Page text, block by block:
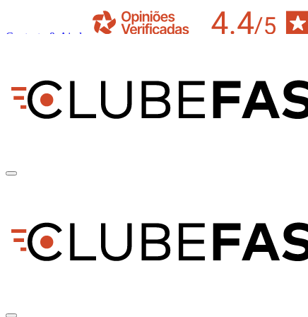
Contacto & Ajuda